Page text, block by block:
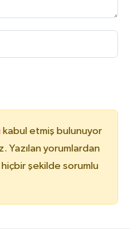
kabul etmiş bulunuyor
Yazılan yorumlardan
şekilde sorumlu